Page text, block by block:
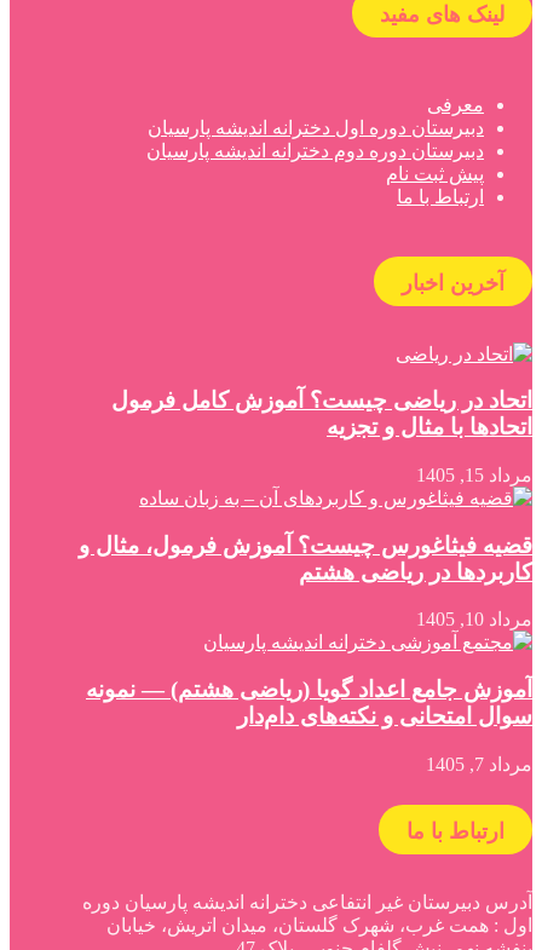
لینک های مفید
معرفی
دبیرستان دوره اول دخترانه اندیشه پارسیان
دبیرستان دوره دوم دخترانه اندیشه پارسیان
پیش ثبت نام
ارتباط با ما
آخرین اخبار
اتحاد در ریاضی چیست؟ آموزش کامل فرمول
اتحادها با مثال و تجزیه
مرداد 15, 1405
قضیه فیثاغورس چیست؟ آموزش فرمول، مثال و
کاربردها در ریاضی هشتم
مرداد 10, 1405
آموزش جامع اعداد گویا (ریاضی هشتم) — نمونه
سوال امتحانی و نکته‌های دام‌دار
مرداد 7, 1405
ارتباط با ما
آدرس دبیرستان غیر انتفاعی دخترانه اندیشه پارسیان دوره
اول : همت غرب، شهرک گلستان، میدان اتریش، خیابان